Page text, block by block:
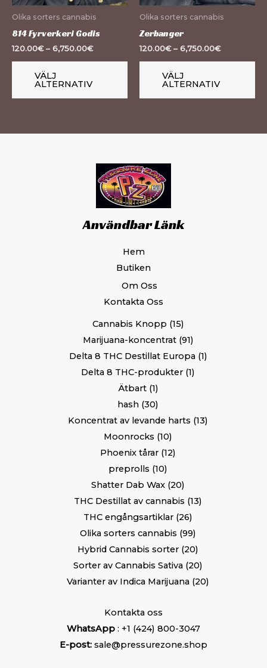
Olika sorters cannabis
814 Fyrverkeri Godis
120.00€– 6,750.00€
VÄLJ
ALTERNATIV
produktsidan
Olika sorters cannabis
Zerbanger
120.00€– 6,750.00€
VÄLJ
ALTERNATIV
Användbar Länk
Hem
Butiken
Om Oss
Kontakta Oss
Cannabis Knopp 15
Marijuana-koncentrat 91
Delta 8 THC Destillat Europa 1
Delta 8 THC-produkter 1
Ätbart 1
hash 30
Koncentrat av levande harts 13
Moonrocks 10
Phoenix tårar 12
preprolls 10
Shatter Dab Wax 20
THC Destillat av cannabis 13
THC engångsartiklar 26
Olika sorters cannabis 99
Hybrid Cannabis sorter 20
Sorter av Cannabis Sativa 20
Varianter av Indica Marijuana 20
Kontakta oss
WhatsApp : +1 (424) 800-3047
E-post: sale@pressurezone.shop